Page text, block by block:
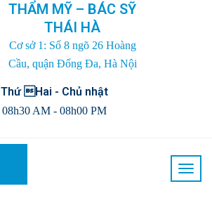
THẨM MỸ – BÁC SỸ
THÁI HÀ
Cơ sở 1: Số 8 ngõ 26 Hoàng
Cầu, quận Đống Đa, Hà Nội
Thứ Hai - Chủ nhật
08h30 AM - 08h00 PM